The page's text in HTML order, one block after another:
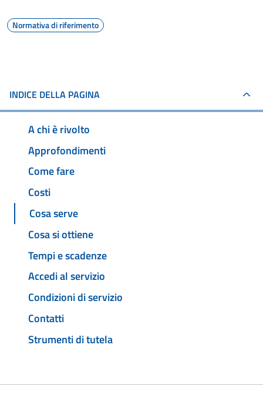
Normativa di riferimento
INDICE DELLA PAGINA
A chi è rivolto
Approfondimenti
Come fare
Costi
Cosa serve
Cosa si ottiene
Tempi e scadenze
Accedi al servizio
Condizioni di servizio
Contatti
Strumenti di tutela